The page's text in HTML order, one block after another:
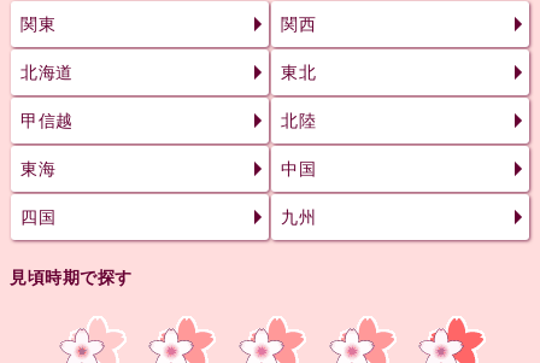
関東 関西
北海道 東北
甲信越 北陸
東海 中国
四国 九州
見頃時期で探す